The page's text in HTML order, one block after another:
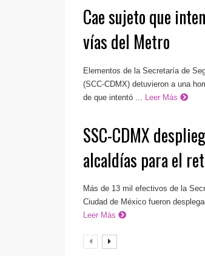
Cae sujeto que
vías del Metro
Elementos de la Secretaría de
(SCC-CDMX) detuvieron a una
de que intentó ...
Leer Más
SSC-CDMX
alcaldías para el
Más de 13 mil efectivos de la
Ciudad de México fueron
Leer Más